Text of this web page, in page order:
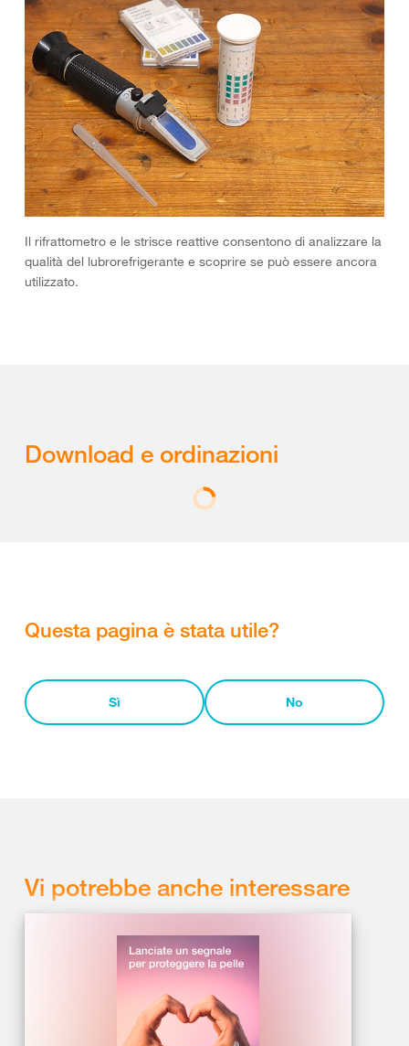
Il rifrattometro e le strisce reattive consentono di analizzare la
qualità del lubrorefrigerante e scoprire se può essere ancora
utilizzato.
Download e ordinazioni
Questa pagina è stata utile?
Sì No
Vi potrebbe anche interessare